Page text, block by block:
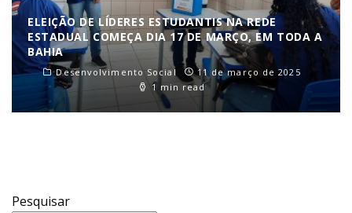
ELEIÇÃO DE LÍDERES ESTUDANTIS NA REDE
ESTADUAL COMEÇA DIA 17 DE MARÇO, EM TODA A
BAHIA
Desenvolvimento Social
11 de março de 2025
1 min read
Pesquisar